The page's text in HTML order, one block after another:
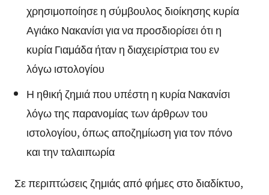
χρησιμοποίησε η σύμβουλος διοίκησης κυρία
Αγιάκο Νακανίσι για να προσδιορίσει ότι η
κυρία Γιαμάδα ήταν η διαχειρίστρια του εν
λόγω ιστολογίου
Η ηθική ζημιά που υπέστη η κυρία Νακανίσι
λόγω της παρανομίας των άρθρων του
ιστολογίου, όπως αποζημίωση για τον πόνο
και την ταλαιπωρία
Σε περιπτώσεις ζημιάς από φήμες στο διαδίκτυο,